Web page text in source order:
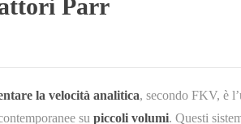
Parr
la velocità analitica, secondo FKV, è
su piccoli volumi. Questi